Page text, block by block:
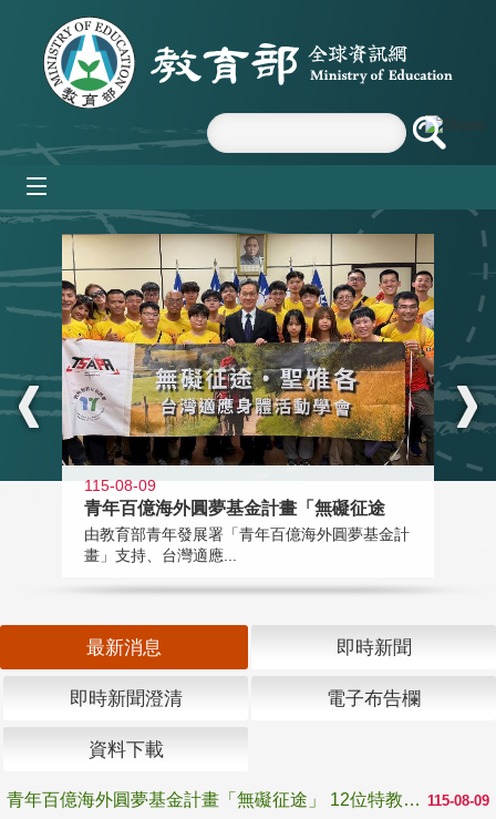
跳到主要內容區塊
:::
115-08-09
青年百億海外圓夢基金計畫「無礙征途
由教育部青年發展署「青年百億海外圓夢基金計
畫」支持、台灣適應...
最新消息 即時新聞
即時新聞澄清 電子布告欄
資料下載
115-08-09
青年百億海外圓夢基金計畫「無礙征途」 12位特教與弱勢青年勇闖西班牙 跨越感官限制見證生命蛻變